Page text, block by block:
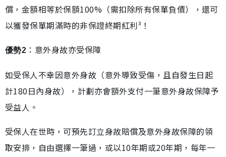
償，金額相等於保額100%（需扣除所有保單負債），還可
以獲發保單期滿時的非保證終期紅利³！
優勢2 ：意外身故亦受保障
如受保人不幸因意外身故（意外導致受傷，且自發生日起
計180日內身故），計劃亦會額外支付一筆意外身故保障予
受益人。
受保人在世時，可預先訂立身故賠償及意外身故保障的領
取安排，自由選擇一筆過，或以10年期或20年期，每年一